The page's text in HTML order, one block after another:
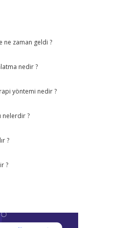
ne zaman geldi ?
nedir ?
yöntemi nedir ?
nelerdir ?
?
?